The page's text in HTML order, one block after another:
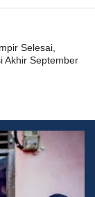
Selesai,
Akhir September